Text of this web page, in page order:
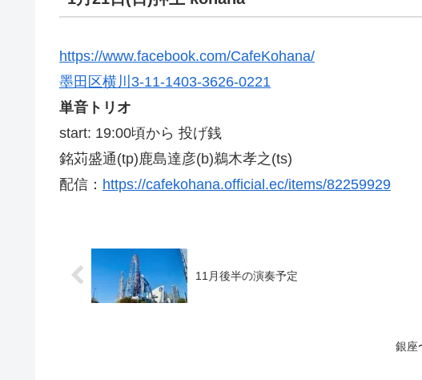
https://www.facebook.com/CafeKohana/
墨田区横川3-11-1403-3626-0221
単音トリオ
start: 19:00頃から 投げ銭
銘苅盛通(tp)鹿島達彦(b)鵜木孝之(ts)
配信： https://cafekohana.official.ec/items/82259929
11月後半の演奏予定
銀座